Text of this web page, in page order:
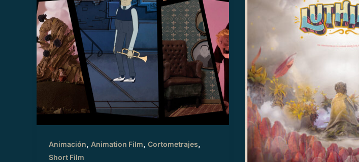
Animación, Animation Film, Cortometrajes,
Short Film